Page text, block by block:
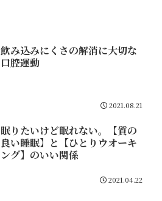
飲み込みにくさの解消に大切な
口腔運動
2021.08.21
眠りたいけど眠れない。【質の
良い睡眠】と【ひとりウオーキ
ング】のいい関係
2021.04.22